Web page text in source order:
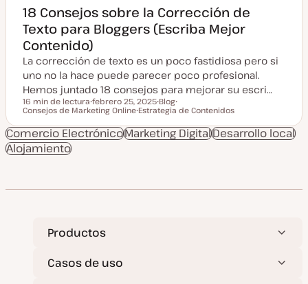
18 Consejos sobre la Corrección de
Texto para Bloggers (Escriba Mejor
Contenido)
La corrección de texto es un poco fastidiosa pero si
uno no la hace puede parecer poco profesional.
Hemos juntado 18 consejos para mejorar su escri…
Tiempo de lectura
16 min de lectura
F
c
h
a
d
febrero 25, 2025
T
p
o
t
Blog
T
m
a
Consejos de Marketing Online
e
m
Estrategia de Contenidos
Comercio ElectrónicoMarketing DigitalDesarrollo local
Alojamiento
Productos
Casos de uso